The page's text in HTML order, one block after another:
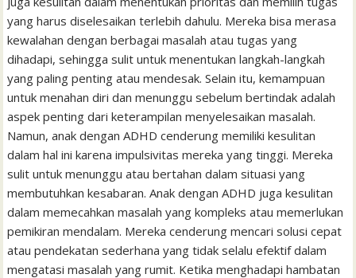
yang harus diselesaikan terlebih dahulu. Mereka bisa merasa
kewalahan dengan berbagai masalah atau tugas yang
dihadapi, sehingga sulit untuk menentukan langkah-langkah
yang paling penting atau mendesak. Selain itu, kemampuan
untuk menahan diri dan menunggu sebelum bertindak adalah
aspek penting dari keterampilan menyelesaikan masalah.
Namun, anak dengan ADHD cenderung memiliki kesulitan
dalam hal ini karena impulsivitas mereka yang tinggi. Mereka
sulit untuk menunggu atau bertahan dalam situasi yang
membutuhkan kesabaran. Anak dengan ADHD juga kesulitan
dalam memecahkan masalah yang kompleks atau memerlukan
pemikiran mendalam. Mereka cenderung mencari solusi cepat
atau pendekatan sederhana yang tidak selalu efektif dalam
mengatasi masalah yang rumit. Ketika menghadapi hambatan